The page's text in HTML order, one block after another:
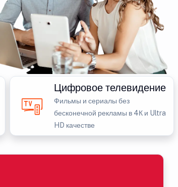
Цифровое телевидение
Фильмы и сериалы без
бесконечной рекламы в 4К и Ultra
HD качестве